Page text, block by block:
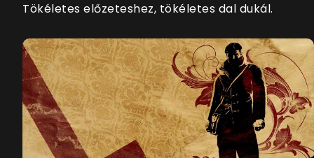
Tökéletes előzeteshez, tökéletes dal dukál.